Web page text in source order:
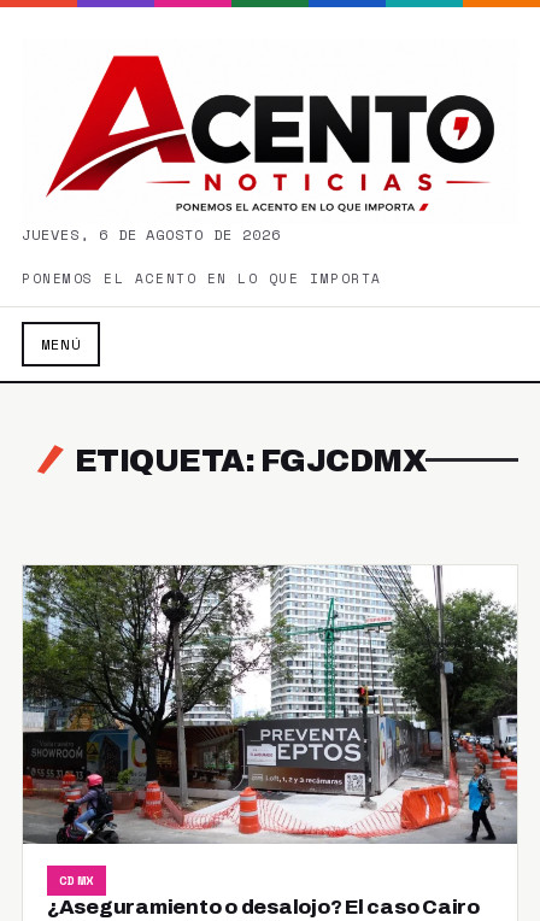
JUEVES, 6 DE AGOSTO DE 2026
PONEMOS EL ACENTO EN LO QUE IMPORTA
MENÚ
ETIQUETA: FGJCDMX
CDMX
¿Aseguramiento o desalojo? El caso Cairo